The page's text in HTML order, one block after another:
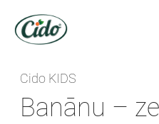
Cido KIDS
Banānu –